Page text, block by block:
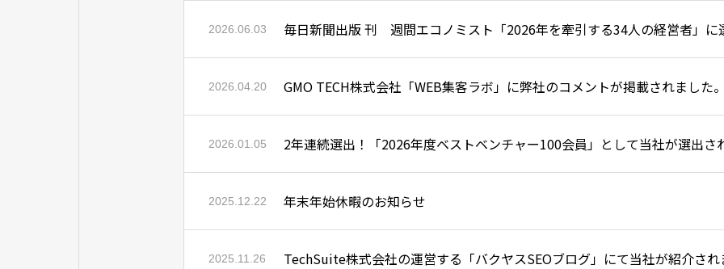
2026.06.03 毎日新聞出版 刊 週間エコノミスト「2026年を牽引する34人の経営者」に
2026.04.20 GMO TECH株式会社「WEB集客ラボ」に弊社のコメントが掲載されました。
2026.01.05 2年連続選出！「2026年度ベストベンチャー100会員」として当社が選出さ
2025.12.22 年末年始休暇のお知らせ
2025.11.26 TechSuite株式会社の運営する「バクヤスSEOブログ」にて当社が紹介され